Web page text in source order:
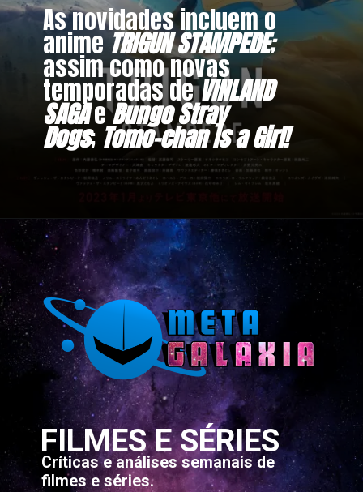
As novidades incluem o
animeTRIGUN STAMPEDE;
assim como novas
temporadas deVINLAND
SAGAeBungo Stray
Dogs; Tomo-chan Is a Girl!
FILMES E SÉRIES
Críticas e análises semanais de
filmes e séries.